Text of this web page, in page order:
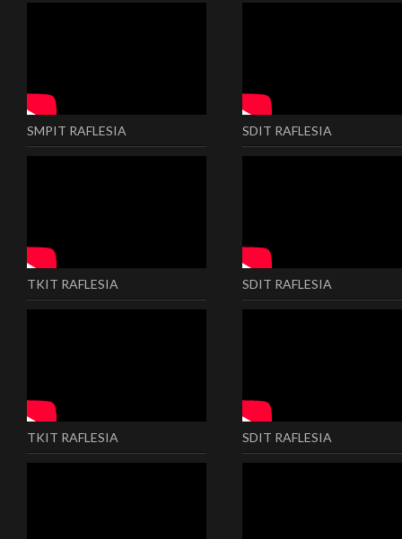
SMPIT RAFLESIA
TKIT RAFLESIA
TKIT RAFLESIA
SDIT RAFLESIA
SDIT RAFLESIA
SDIT RAFLESIA